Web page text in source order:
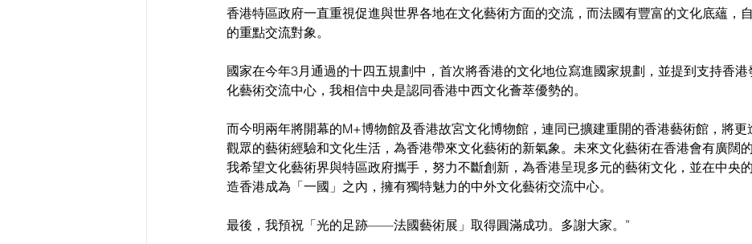
香港特區政府一直重視促進與世界各地在文化藝術方面的交流，而法國有豐富的文化底蘊，
的重點交流對象。
國家在今年3月通過的十四五規劃中，首次將香港的文化地位寫進國家規劃，並提到支持香港
化藝術交流中心，我相信中央是認同香港中西文化薈萃優勢的。
而今明兩年將開幕的M+博物館及香港故宮文化博物館，連同已擴建重開的香港藝術館，將更
觀眾的藝術經驗和文化生活，為香港帶來文化藝術的新氣象。未來文化藝術在香港會有廣闊
我希望文化藝術界與特區政府攜手，努力不斷創新，為香港呈現多元的藝術文化，並在中央
造香港成為「一國」之內，擁有獨特魅力的中外文化藝術交流中心。
最後，我預祝「光的足跡——法國藝術展」取得圓滿成功。多謝大家。”